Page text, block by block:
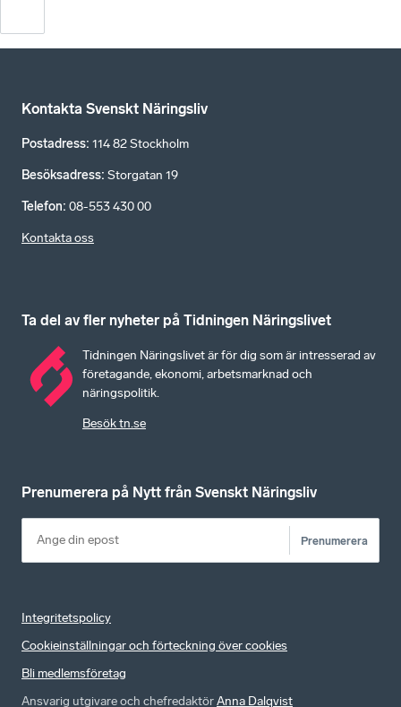
Kontakta Svenskt Näringsliv
Postadress: 114 82 Stockholm
Besöksadress: Storgatan 19
Telefon: 08-553 430 00
Kontakta oss
Ta del av fler nyheter på Tidningen Näringslivet
Tidningen Näringslivet är för dig som är intresserad av
företagande, ekonomi, arbetsmarknad och
näringspolitik.
Besök tn.se
Prenumerera på Nytt från Svenskt Näringsliv
Prenumerera
Integritetspolicy
Cookieinställningar och förteckning över cookies
Bli medlemsföretag
Ansvarig utgivare och chefredaktörAnna Dalqvist